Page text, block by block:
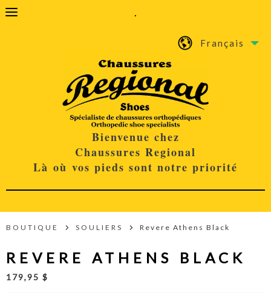
.
Français
Bienvenue chez
Chaussures Regional
Là où vos pieds sont notre priorité
BOUTIQUE SOULIERS Revere Athens Black
REVERE ATHENS BLACK
179,95 $